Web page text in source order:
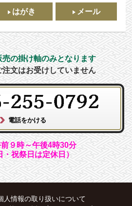
はがき メール
売の掛け軸のみとなります
文はお受けしていません
９時～午後4時30分
・祝祭日は定休日）
人情報の取り扱いについて